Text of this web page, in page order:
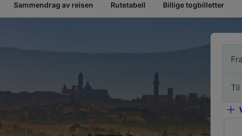
Sammendrag av reisen Rutetabell Billige togbilletter
Til